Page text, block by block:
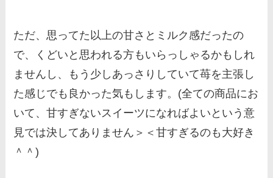
ただ、思ってた以上の甘さとミルク感だったの
で、くどいと思われる方もいらっしゃるかもしれ
ませんし、もう少しあっさりしていて苺を主張し
た感じでも良かった気もします。(全ての商品にお
いて、甘すぎないスイーツになればよいという意
見では決してありません＞＜甘すぎるのも大好き
＾＾)